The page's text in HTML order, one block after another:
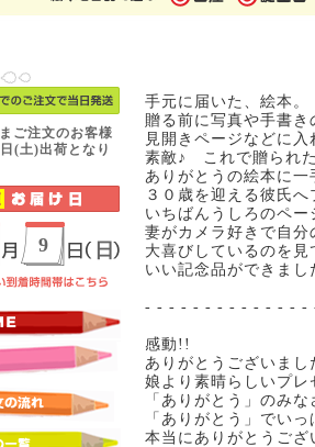
手元に届いた、絵本。
贈る前に写真や手書
見開きページなどに
素敵♪ これで贈られ
ありがとうの絵本に
３０歳を迎える彼氏
いちばんうしろのペ
妻がカメラ好きで自
大喜びしているのを
いい記念品ができまし
- - - - - - - - - - - - - -
感動!!
ありがとうございまし
娘より素晴らしいプ
「ありがとう」のみ
「ありがとう」でい
本当にありがとうござ